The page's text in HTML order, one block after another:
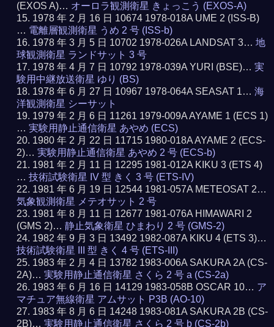
(EXOS A)… オーロラ観測衛星 きょっこう (EXOS-A)
1978 年 2 月 16 日 10674 1978-018A UME 2 (ISS-B)
… 電離層観測衛星 うめ 2 号 (ISS-b)
1978 年 3 月 5 日 10702 1978-026A LANDSAT 3…地
球観測衛星 ランドサット 3 号
1978 年 4 月 7 日 10792 1978-039A YURI (BSE)…実
験用中継放送衛星 ゆり (BS)
1978 年 6 月 27 日 10967 1978-064A SEASAT 1…海
洋観測衛星 シーサット
1979 年 2 月 6 日 11261 1979-009A AYAME 1 (ECS 1)
…実験用静止通信衛星 あやめ (ECS)
1980 年 2 月 22 日 11715 1980-018A AYAME 2 (ECS-
2)…実験用静止通信衛星 あやめ 2 号 (ECS-b)
1981 年 2 月 11 日 12295 1981-012A KIKU 3 (ETS 4)
…技術試験衛星 IV 型 きく 3 号 (ETS-IV)
1981 年 6 月 19 日 12544 1981-057A METEOSAT 2…
気象観測衛星 メテオサット 2 号
1981 年 8 月 11 日 12677 1981-076A HIMAWARI 2
(GMS 2)…静止気象衛星 ひまわり 2 号 (GMS-2)
1982 年 9 月 3 日 13492 1982-087A KIKU 4 (ETS 3)…
技術試験衛星 III 型 きく 4 号 (ETS-III)
1983 年 2 月 4 日 13782 1983-006A SAKURA 2A (CS-
2A)…実験用静止通信衛星 さくら 2 号 a (CS-2a)
1983 年 6 月 16 日 14129 1983-058B OSCAR 10… ア
マチュア無線衛星 アムサット P3B (AO-10)
1983 年 8 月 6 日 14248 1983-081A SAKURA 2B (CS-
2B)…実験用静止通信衛星 さくら 2 号 b (CS-2b)